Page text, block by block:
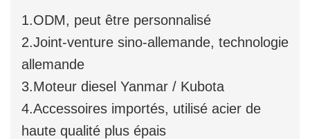
1.ODM, peut être personnalisé
2.Joint-venture sino-allemande, technologie
allemande
3.Moteur diesel Yanmar / Kubota
4.Accessoires importés, utilisé acier de
haute qualité plus épais